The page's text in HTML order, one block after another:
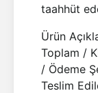
taahhüt
Ürün
Toplam /
/ Ödeme
Teslim